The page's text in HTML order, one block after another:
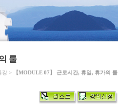
룰
강 > 【MODULE 07】 근로시간, 휴일, 휴가의 룰